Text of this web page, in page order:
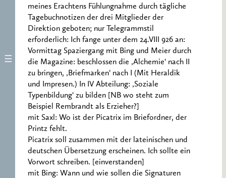
meines Erachtens Fühlungnahme durch tägliche
Tagebuchnotizen der drei Mitglieder der
Direktion geboten; nur Telegrammstil
erforderlich: Ich fange unter dem 24.VIII 926 an:
Vormittag Spaziergang mit Bing und Meier durch
die Magazine: beschlossen die ‚Alchemie‘ nach II
zu bringen, ‚Briefmarken‘ nach I (Mit Heraldik
und Impresen.) In IV Abteilung: ‚Soziale
Typenbildung‘ zu bilden [NB wo steht zum
Beispiel Rembrandt als Erzieher?]
mit Saxl: Wo ist der Picatrix im Briefordner, der
Printz fehlt.
Picatrix soll zusammen mit der lateinischen und
deutschen Übersetzung erscheinen. Ich sollte ein
Vorwort schreiben. [einverstanden]
mit Bing: Wann und wie sollen die Signaturen